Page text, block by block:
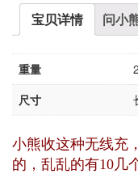
宝贝详情 问小
重量
尺寸
小熊收这种无线充
的，乱乱的有10几